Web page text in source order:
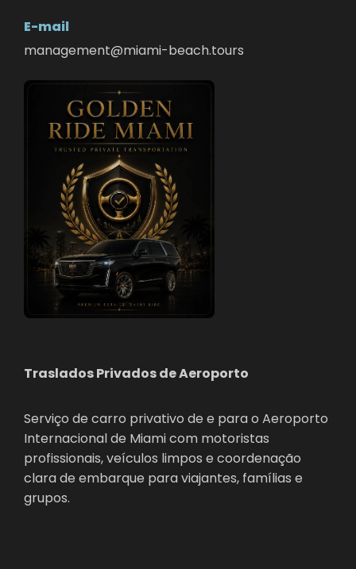
E-mail
management@miami-beach.tours
Traslados Privados de Aeroporto
Serviço de carro privativo de e para o Aeroporto
Internacional de Miami com motoristas
profissionais, veículos limpos e coordenação
clara de embarque para viajantes, famílias e
grupos.